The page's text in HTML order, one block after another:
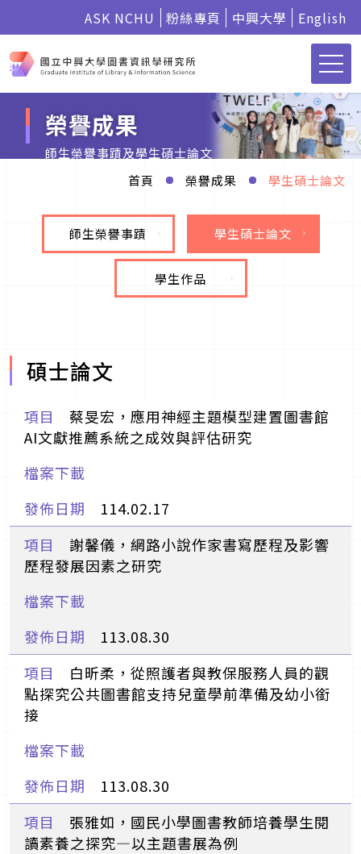
ASK NCHU 粉絲專頁 中興大學 English
榮譽成果
師生榮譽事蹟及學生碩士論文
首頁
榮譽成果 學生碩士論文
師生榮譽事蹟 學生碩士論文
學生作品
碩士論文
蔡旻宏，應用神經主題模型建置圖書館
AI文獻推薦系統之成效與評估研究
114.02.17
謝馨儀，網路小說作家書寫歷程及影響
歷程發展因素之研究
113.08.30
白昕柔，從照護者與教保服務人員的觀
點探究公共圖書館支持兒童學前準備及幼小銜
接
113.08.30
張雅如，國民小學圖書教師培養學生閱
讀素養之探究—以主題書展為例